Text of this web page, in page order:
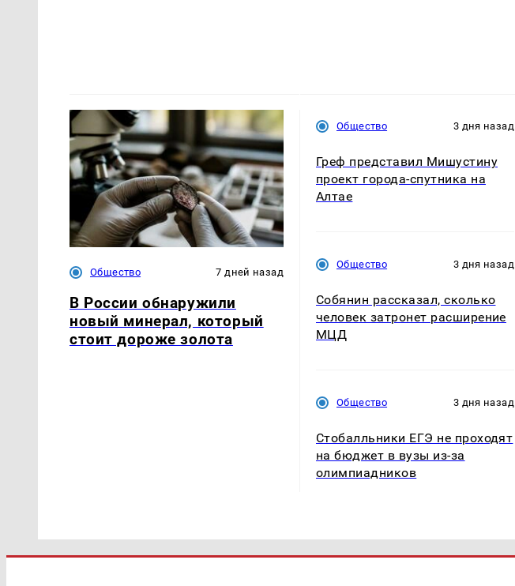
Общество 7 дней назад
В России обнаружили
новый минерал, который
стоит дороже золота
Общество 3 дня назад
Греф представил Мишустину
проект города-спутника на
Алтае
Общество 3 дня назад
Собянин рассказал, сколько
человек затронет расширение
МЦД
Общество 3 дня назад
Стобалльники ЕГЭ не проходят
на бюджет в вузы из-за
олимпиадников